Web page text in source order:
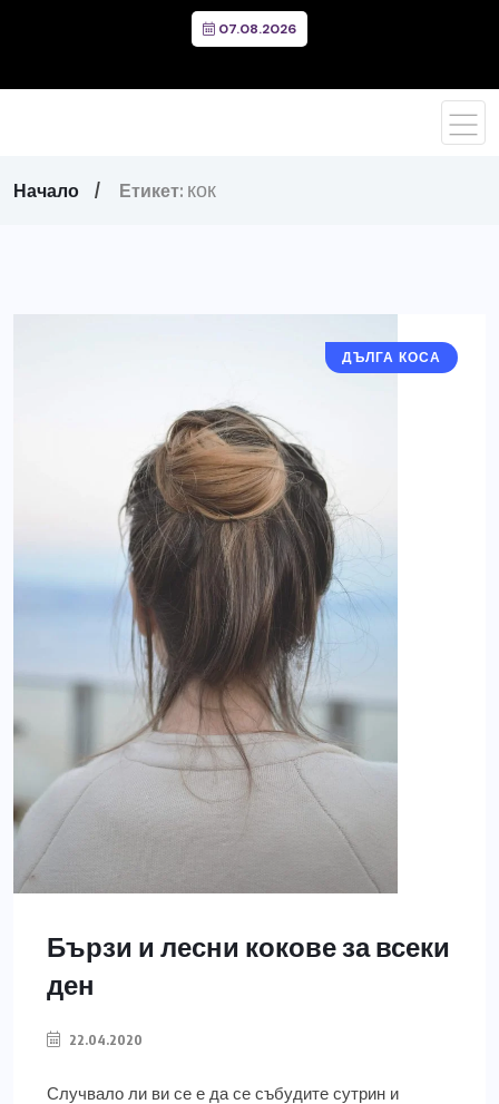
07.08.2026
Начало Етикет: кок
ДЪЛГА КОСА
Бързи и лесни кокове за всеки
ден
22.04.2020
Случвало ли ви се е да се събудите сутрин и